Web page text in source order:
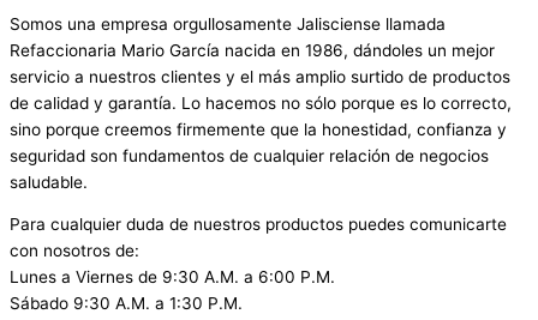
Somos una empresa orgullosamente Jalisciense llamada
Refaccionaria Mario García nacida en 1986, dándoles un mejor
servicio a nuestros clientes y el más amplio surtido de productos
de calidad y garantía. Lo hacemos no sólo porque es lo correcto,
sino porque creemos firmemente que la honestidad, confianza y
seguridad son fundamentos de cualquier relación de negocios
saludable.
Para cualquier duda de nuestros productos puedes comunicarte
con nosotros de:
Lunes a Viernes de 9:30 A.M. a 6:00 P.M.
Sábado 9:30 A.M. a 1:30 P.M.